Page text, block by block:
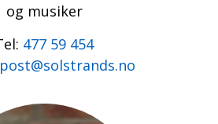
og musiker
477 59 454
post@solstrands.no